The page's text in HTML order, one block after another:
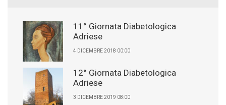
11° Giornata Diabetologica
Adriese
4 DICEMBRE 2018 00:00
12° Giornata Diabetologica
Adriese
3 DICEMBRE 2019 08:00